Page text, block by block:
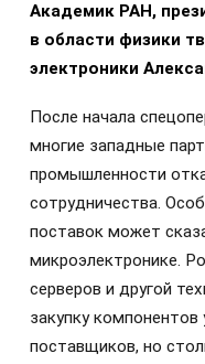
Академик РАН,
в области физики
электроники
После начала
многие западные
промышленности
сотрудничества.
поставок может
микроэлектронике.
серверов и другой
закупку
поставщиков, но